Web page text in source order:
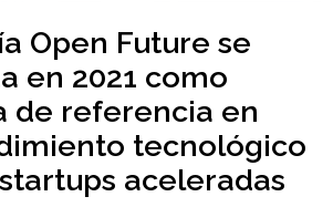
Open Future se
en 2021 como
de referencia en
tecnológico
aceleradas